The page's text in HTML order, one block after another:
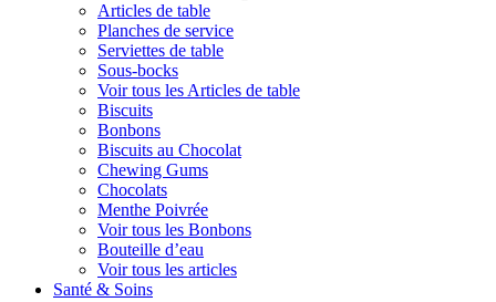
Articles de table
Planches de service
Serviettes de table
Sous-bocks
Voir tous les Articles de table
Biscuits
Bonbons
Biscuits au Chocolat
Chewing Gums
Chocolats
Menthe Poivrée
Voir tous les Bonbons
Bouteille d’eau
Voir tous les articles
Santé & Soins